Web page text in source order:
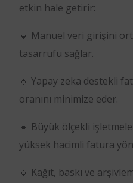
etkin hale getirir:
🔹 Manuel veri girişini
tasarrufu sağlar.
🔹 Yapay zeka destekli
oranını minimize eder.
🔹 Büyük ölçekli
yüksek hacimli fatura
🔹 Kağıt, baskı ve